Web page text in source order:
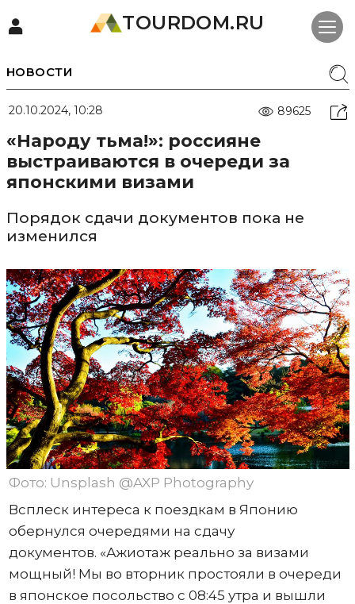
TOURDOM.RU
НОВОСТИ
20.10.2024, 10:28 89625
«Народу тьма!»: россияне
выстраиваются в очереди за
японскими визами
Порядок сдачи документов пока не
изменился
Фото: Unsplash @AXP Photography
Всплеск интереса к поездкам в Японию
обернулся очередями на сдачу
документов. «Ажиотаж реально за визами
мощный! Мы во вторник простояли в очереди
в японское посольство с 08:45 утра и вышли